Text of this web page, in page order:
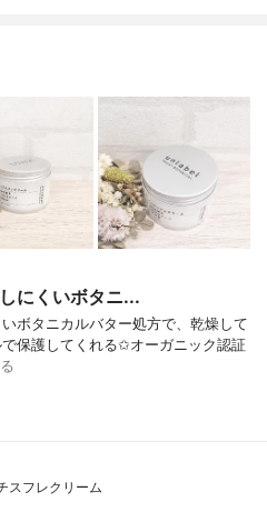
にくいボタニ...
ボタニカルバター処方で、乾燥して
保護してくれる✩オーガニック認証
スフレクリーム